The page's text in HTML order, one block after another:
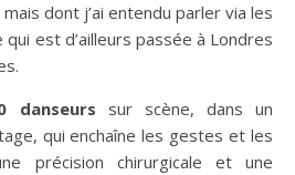
dont j’ai entendu parler via les
est d’ailleurs passée à Londres
danseurs sur scène, dans un
qui enchaîne les gestes et les
précision chirurgicale et une